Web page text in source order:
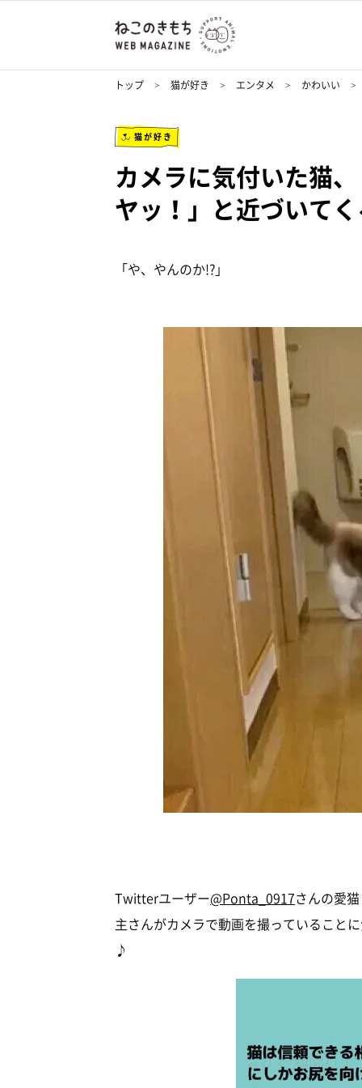
トップ 猫が好き エンタメ かわいい
猫が好き
カメラに気付いた猫
ヤッ！」と近づいて
「や、やんのか!?」
Twitterユーザー@Ponta_0917さんの愛
主さんがカメラで動画を撮っていること
♪